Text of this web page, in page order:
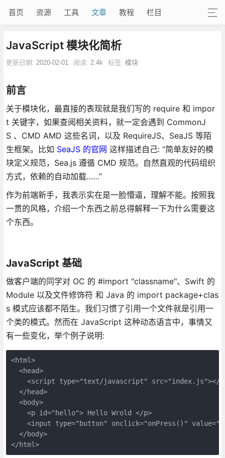
首页 资源 工具 文章 教程 栏目
JavaScript 模块化简析
更新日期: 2020-02-01 阅读: 2.4k 标签: 模块
前言
关于模块化，最直接的表现就是我们写的 require 和 impor
t 关键字，如果查阅相关资料，就一定会遇到 CommonJ
S 、CMD AMD 这些名词，以及 RequireJS、SeaJS 等陌
生框架。比如 SeaJS 的官网 这样描述自己: “简单友好的模
块定义规范，Sea.js 遵循 CMD 规范。自然直观的代码组织
方式，依赖的自动加载……”
作为前端新手，我表示实在是一脸懵逼，理解不能。按照我
一贯的风格，介绍一个东西之前总得解释一下为什么需要这
个东西。
JavaScript 基础
做客户端的同学对 OC 的 #import "classname"、Swift 的
Module 以及文件修饰符 和 Java 的 import package+clas
s 模式应该都不陌生。我们习惯了引用一个文件就是引用一
个类的模式。然而在 JavaScript 这种动态语言中，事情又
有一些变化，举个例子说明:
<html>
  <head>
<script type="text/javascript" src="index.js"></
  </head>
  <body>
    <p id="hello"> Hello Wrold </p>
<input type="button" onclick="onPress()"
  </body>
</html>